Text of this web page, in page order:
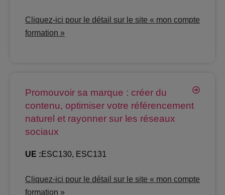
Cliquez-ici pour le détail sur le site « mon compte
formation »
Promouvoir sa marque : créer du
contenu, optimiser votre référencement
naturel et rayonner sur les réseaux
sociaux
UE : ESC130, ESC131
Cliquez-ici pour le détail sur le site « mon compte
formation »